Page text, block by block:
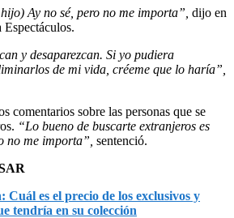
Ay no sé, pero no me importa” dijo en
Espectáculos.
y desaparezcan. Si yo pudiera
de mi vida, créeme que lo haría”,
comentarios sobre las personas que se
“Lo bueno de buscarte extranjeros es
no me importa”, sentenció.
Cuál es el precio de los exclusivos y
tendría en su colección